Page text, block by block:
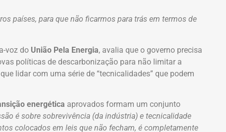
países, para que não ficarmos para trás em termos de
voz do União Pela Energia, avalia que o governo precisa
políticas de descarbonização para não limitar a
lidar com uma série de “tecnicalidades” que podem
energética aprovados formam um conjunto
é sobre sobrevivência (da indústria) e tecnicalidade
colocados em leis que não fecham, é completamente